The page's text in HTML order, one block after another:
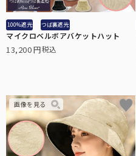
100%遮光 つば裏遮光
マイクロベルボアバケットハット
13,200 税込